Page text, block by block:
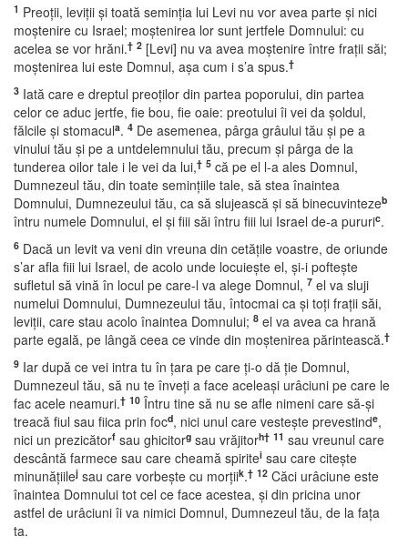
1 Preoţii, leviţii şi toată seminţia lui Levi nu vor avea parte şi nici
moştenire cu Israel; moştenirea lor sunt jertfele Domnului: cu
acelea se vor hrăni.† 2 [Levi] nu va avea moştenire între fraţii săi;
moştenirea lui este Domnul, aşa cum i s’a spus.†
3 Iată care e dreptul preoţilor din partea poporului, din partea
celor ce aduc jertfe, fie bou, fie oaie: preotului îi vei da şoldul,
fălcile şi stomacula. 4 De asemenea, pârga grâului tău şi pe a
vinului tău şi pe a untdelemnului tău, precum şi pârga de la
tunderea oilor tale i le vei da lui,† 5 că pe el l-a ales Domnul,
Dumnezeul tău, din toate seminţiile tale, să stea înaintea
Domnului, Dumnezeului tău, ca să slujească şi să binecuvintezeb
întru numele Domnului, el şi fiii săi întru fiii lui Israel de-a pururic.
6 Dacă un levit va veni din vreuna din cetăţile voastre, de oriunde
s’ar afla fiii lui Israel, de acolo unde locuieşte el, şi-i pofteşte
sufletul să vină în locul pe care-l va alege Domnul, 7 el va sluji
numelui Domnului, Dumnezeului tău, întocmai ca şi toţi fraţii săi,
leviţii, care stau acolo înaintea Domnului; 8 el va avea ca hrană
parte egală, pe lângă ceea ce vinde din moştenirea părintească.†
9 Iar după ce vei intra tu în ţara pe care ţi-o dă ţie Domnul,
Dumnezeul tău, să nu te înveţi a face aceleaşi urâciuni pe care le
fac acele neamuri.† 10 Întru tine să nu se afle nimeni care să-şi
treacă fiul sau fiica prin focd, nici unul care vesteşte prevestinde,
nici un prezicătorf sau ghicitorg sau vrăjitorh† 11 sau vreunul care
descântă farmece sau care cheamă spiritei sau care citeşte
minunăţiilej sau care vorbeşte cu morţiik.† 12 Căci urâciune este
înaintea Domnului tot cel ce face acestea, şi din pricina unor
astfel de urâciuni îi va nimici Domnul, Dumnezeul tău, de la faţa
ta.